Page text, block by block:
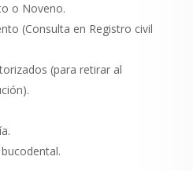
o Noveno.
(Consulta en Registro civil
(para retirar al